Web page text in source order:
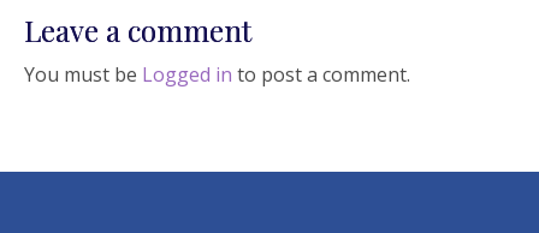
Leave a comment
You must be Logged in to post a comment.